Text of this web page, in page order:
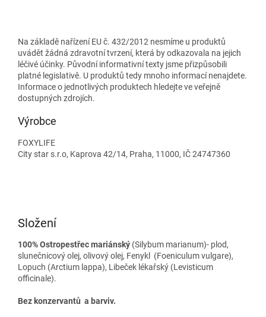
Na základě nařízení EU č. 432/2012 nesmíme u produktů
uvádět žádná zdravotní tvrzení, která by odkazovala na jejich
léčivé účinky. Původní informativní texty jsme přizpůsobili
platné legislativě. U produktů tedy mnoho informací nenajdete.
Informace o jednotlivých produktech hledejte ve veřejně
dostupných zdrojích.
Výrobce
FOXYLIFE
City star s.r.o, Kaprova 42/14, Praha, 11000, IČ 24747360
Složení
100% Ostropestřec mariánský (Silybum marianum)- plod,
slunečnicový olej, olivový olej, Fenykl (Foeniculum vulgare),
Lopuch (Arctium lappa), Libeček lékařský (Levisticum
officinale).
Bez konzervantů a barviv.